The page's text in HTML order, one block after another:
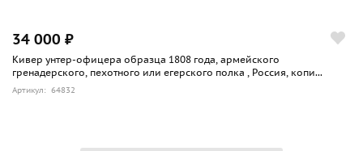
34 000 ₽
Кивер унтер-офицера образца 1808 года, армейского
гренадерского, пехотного или егерского полка , Россия, копи...
Артикул: 64832